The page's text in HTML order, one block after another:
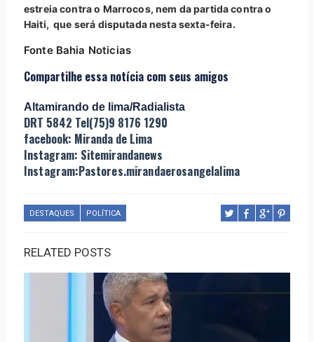
estreia contra o Marrocos, nem da partida contra o
Haiti, que será disputada nesta sexta-feira.
Fonte Bahia Noticias
Compartilhe essa notícia com seus amigos
Altamirando de lima/Radialista
DRT 5842 Tel(75)9 8176 1290
facebook: Miranda de Lima
Instagram: Sitemirandanews
Instagram:Pastores.mirandaerosangelalima
DESTAQUES POLÍTICA
RELATED POSTS